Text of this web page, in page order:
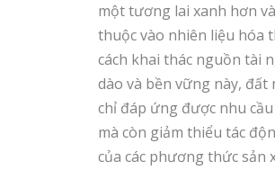
một tương lai xanh hơn
thuộc vào nhiên liệu hóa
cách khai thác nguồn tài
dào và bền vững này, đất
chỉ đáp ứng được nhu
mà còn giảm thiểu tác
của các phương thức sản